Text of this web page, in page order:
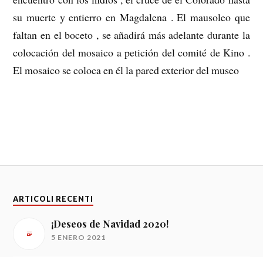
su muerte y entierro en Magdalena . El mausoleo que
faltan en el boceto , se añadirá más adelante durante la
colocación del mosaico a petición del comité de Kino .
El mosaico se coloca en él la pared exterior del museo
ARTICOLI RECENTI
¡Deseos de Navidad 2020!
5 ENERO 2021